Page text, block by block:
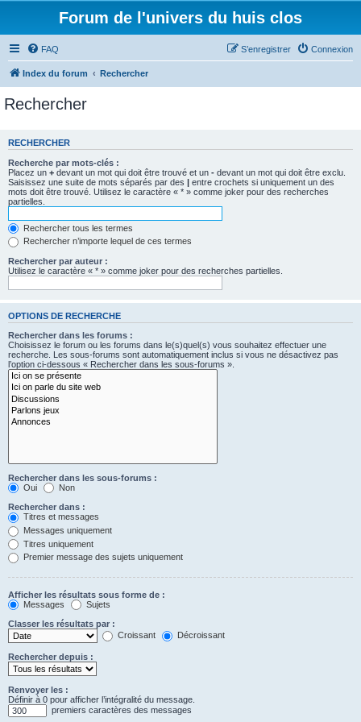
Forum de l'univers du huis clos
FAQ Connexion
S’enregistrer
Index du forum Rechercher
Rechercher
RECHERCHER
Recherche par mots-clés :
Placez un + devant un mot qui doit être trouvé et un - devant un mot qui doit être exclu.
Saisissez une suite de mots séparés par des | entre crochets si uniquement un des
mots doit être trouvé. Utilisez le caractère « * » comme joker pour des recherches
partielles.
Rechercher tous les termes
Rechercher n’importe lequel de ces termes
Rechercher par auteur :
Utilisez le caractère « * » comme joker pour des recherches partielles.
OPTIONS DE RECHERCHE
Rechercher dans les forums :
Choisissez le forum ou les forums dans le(s)quel(s) vous souhaitez effectuer une
recherche. Les sous-forums sont automatiquement inclus si vous ne désactivez pas
l’option ci-dessous « Rechercher dans les sous-forums ».
Rechercher dans les sous-forums :
Oui
Non
Rechercher dans :
Titres et messages
Messages uniquement
Titres uniquement
Premier message des sujets uniquement
Afficher les résultats sous forme de :
Messages
Sujets
Classer les résultats par :
Croissant
Décroissant
Rechercher depuis :
Renvoyer les :
Définir à 0 pour afficher l’intégralité du message.
premiers caractères des messages